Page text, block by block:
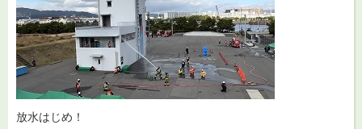
放水はじめ！